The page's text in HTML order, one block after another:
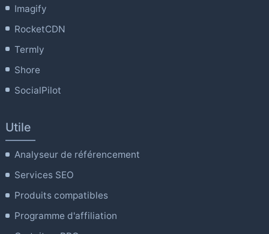
Imagify
RocketCDN
Termly
Shore
SocialPilot
Utile
Analyseur de référencement
Services SEO
Produits compatibles
Programme d'affiliation